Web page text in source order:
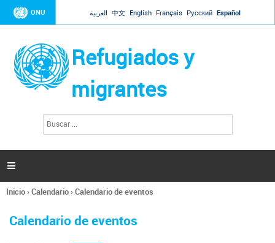
Jump to navigation
ONU العربية 中文 English Français Русский Español
Refugiados y
migrantes
l
s

Se
usted
Inicio›Calendario›Calendario de eventos
Calendario de eventos